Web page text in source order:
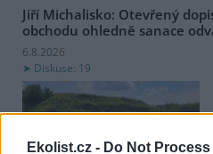
Ekolist.cz - Do Not Process
Jiří Michalisko: Otevřený
obchodu ohledně sanace
6.8.2026
Diskuse: 19